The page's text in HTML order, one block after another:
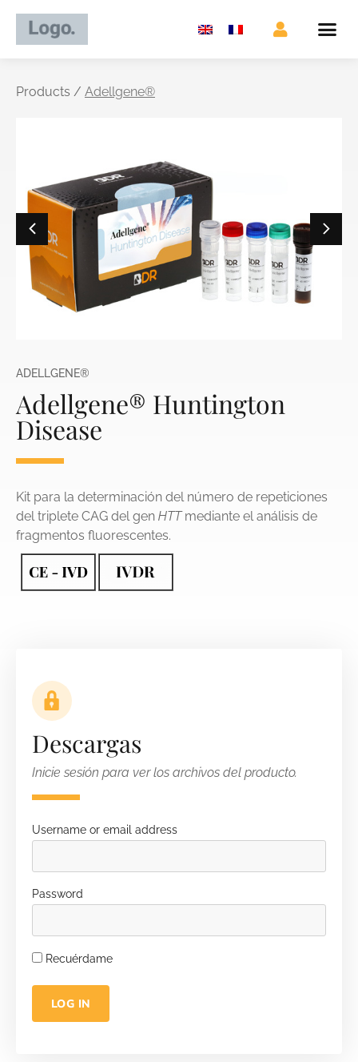
Products / Adellgene®
ADELLGENE®
Adellgene® Huntington
Disease
Kit para la determinación del número de repeticiones
del triplete CAG del gen HTTmediante el análisis de
fragmentos fluorescentes.
Descargas
Inicie sesión para ver los archivos del producto.
Username or email address
Password
Recuérdame
LOG IN